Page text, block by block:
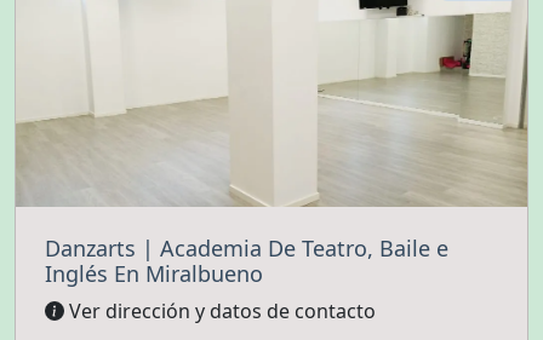
Danzarts | Academia De Teatro, Baile e
Inglés En Miralbueno
Ver dirección y datos de contacto